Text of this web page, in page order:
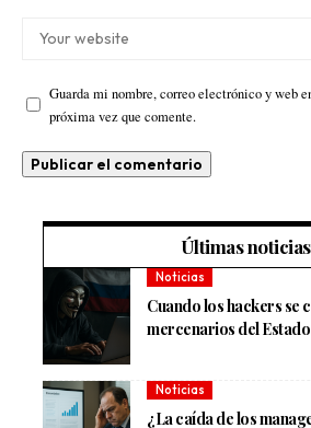
Guarda mi nombre, correo electrónico y web
próxima vez que comente.
Últimas noticias
Noticias
Cuando los hackers se
mercenarios del Estado
Noticias
¿La caída de los